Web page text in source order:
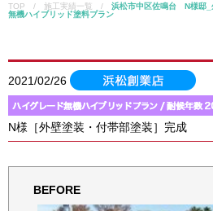
TOP / 施工実績一覧 / 浜松市中区佐鳴台 N様邸_
無機ハイブリッド塗料プラン
2021/02/26
N様［外壁塗装・付帯部塗装］完成
BEFORE